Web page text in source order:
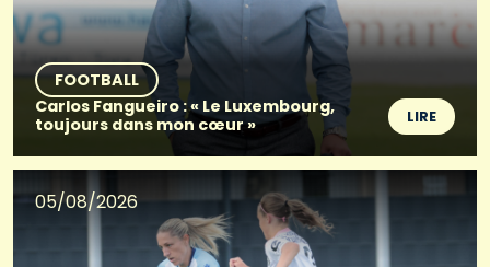
FOOTBALL
Carlos Fangueiro : « Le Luxembourg,
toujours dans mon cœur »
LIRE
05/08/2026